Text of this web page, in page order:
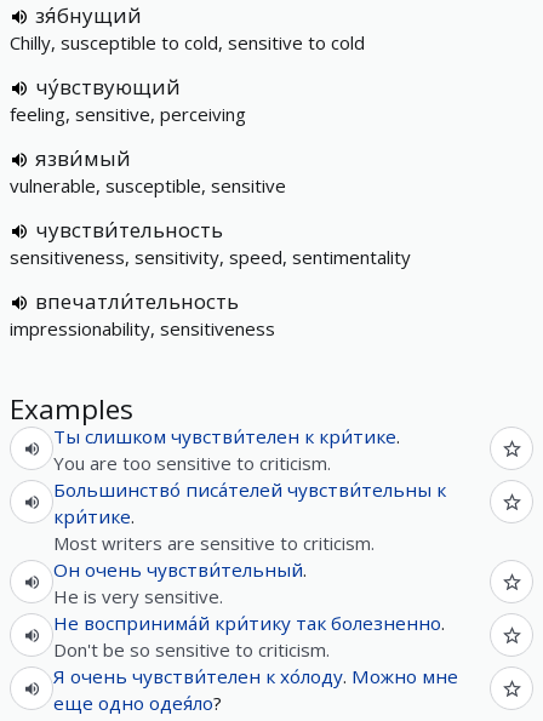
зя́бнущий
Chilly, susceptible to cold, sensitive to cold
чу́вствующий
feeling, sensitive, perceiving
язви́мый
vulnerable, susceptible, sensitive
чувстви́тельность
sensitiveness, sensitivity, speed, sentimentality
впечатли́тельность
impressionability, sensitiveness
Examples
Ты слишком чувстви́телен к кри́тике.
You are too sensitive to criticism.
Большинство́ писа́телей чувстви́тельны к
кри́тике.
Most writers are sensitive to criticism.
Он очень чувстви́тельный.
He is very sensitive.
Не воспринима́й кри́тику так болезненно.
Don't be so sensitive to criticism.
Я очень чувстви́телен к хо́лоду. Можно мне
еще одно одея́ло?